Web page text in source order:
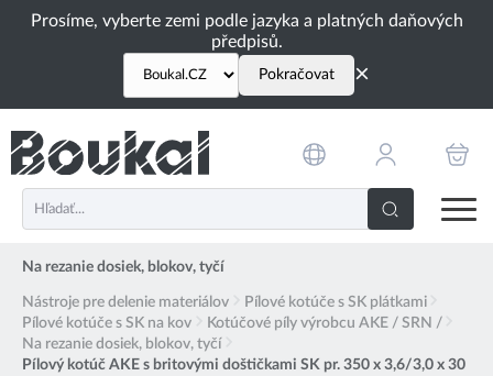
Prosíme, vyberte zemi podle jazyka a platných daňových
předpisů.
Pokračovat ×
Na rezanie dosiek, blokov, tyčí
Nástroje pre delenie materiálov
Pílové kotúče s SK plátkami
Pílové kotúče s SK na kov
Kotúčové píly výrobcu AKE / SRN /
Na rezanie dosiek, blokov, tyčí
Pílový kotúč AKE s britovými doštičkami SK pr. 350 x 3,6/3,0 x 30